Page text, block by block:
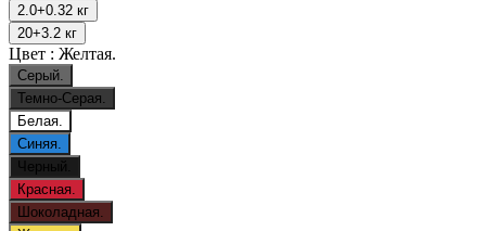
2.0+0.32 кг
20+3.2 кг
Цвет : Желтая.
Серый.
Темно-Серая.
Белая.
Синяя.
Черный.
Красная.
Шоколадная.